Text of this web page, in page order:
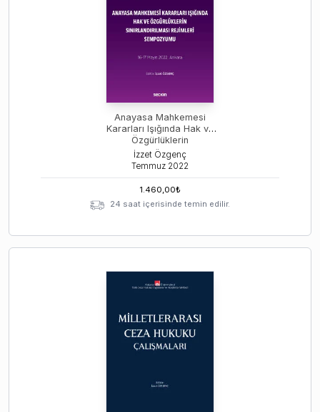
Anayasa Mahkemesi
Kararları Işığında Hak ve
Özgürlüklerin
Sınırlandırılması Rejimleri
Sempozyumu
İzzet Özgenç
Temmuz 2022
1.460,00₺
24 saat içerisinde temin edilir.